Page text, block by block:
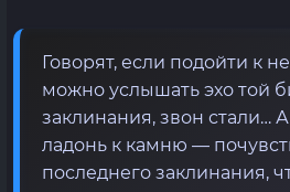
Говорят, если подойти к
можно услышать эхо той
заклинания, звон стали…
ладонь к камню —
последнего заклинания,